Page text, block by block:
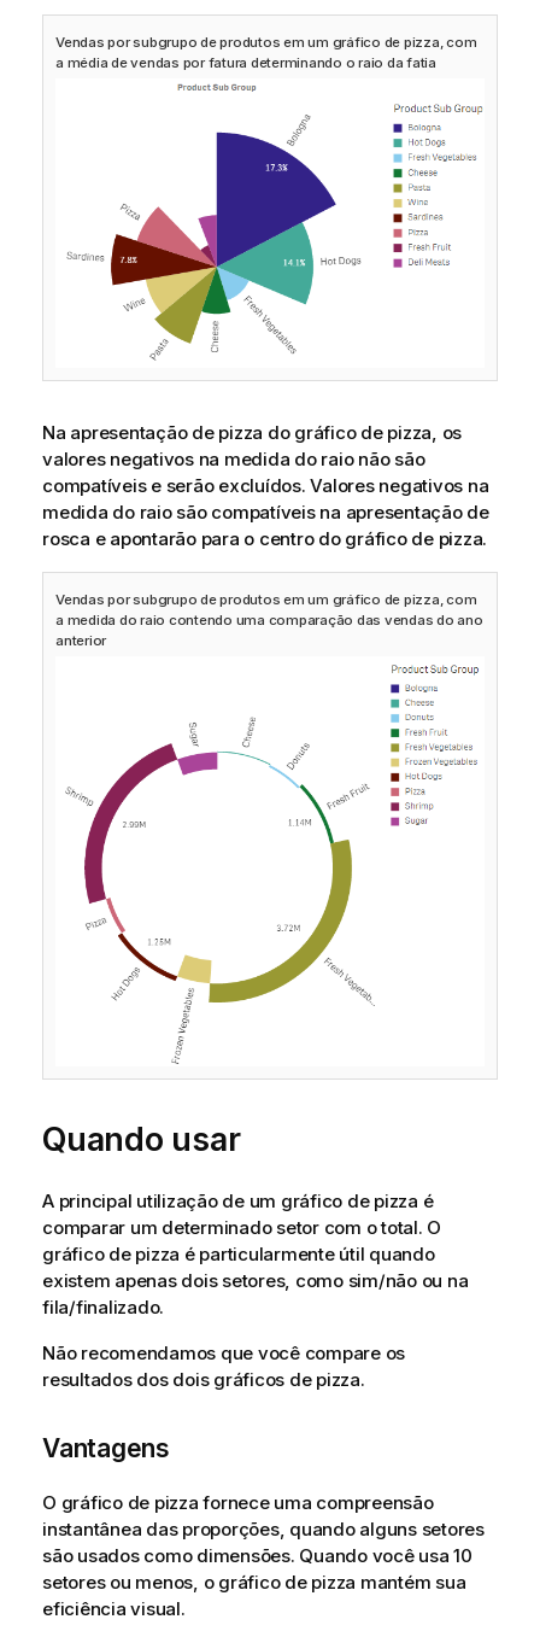
Vendas por subgrupo de produtos em um gráfico de pizza, com
a média de vendas por fatura determinando o raio da fatia
Na apresentação de pizza do gráfico de pizza, os
valores negativos na medida do raio não são
compatíveis e serão excluídos. Valores negativos na
medida do raio são compatíveis na apresentação de
rosca e apontarão para o centro do gráfico de pizza.
Vendas por subgrupo de produtos em um gráfico de pizza, com
a medida do raio contendo uma comparação das vendas do ano
anterior
Quando usar
A principal utilização de um gráfico de pizza é
comparar um determinado setor com o total. O
gráfico de pizza é particularmente útil quando
existem apenas dois setores, como sim/não ou na
fila/finalizado.
Não recomendamos que você compare os
resultados dos dois gráficos de pizza.
Vantagens
O gráfico de pizza fornece uma compreensão
instantânea das proporções, quando alguns setores
são usados como dimensões. Quando você usa 10
setores ou menos, o gráfico de pizza mantém sua
eficiência visual.